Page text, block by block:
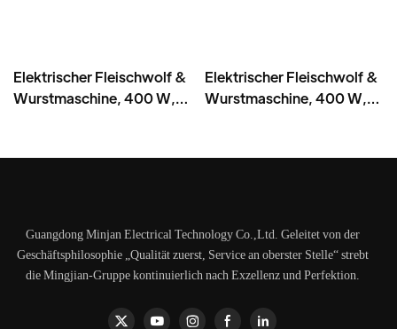
Elektrischer Fleischwolf &
Wurstmaschine, 400 W,
Elektrischer Fleischwolf &
Wurstmaschine, 400 W,
Guangdong Minjan Electrical Technology Co.,Ltd. Geleitet von der
Geschäftsphilosophie „Qualität zuerst, Service an oberster Stelle“ strebt
die Mingjian-Gruppe kontinuierlich nach Exzellenz und Perfektion.